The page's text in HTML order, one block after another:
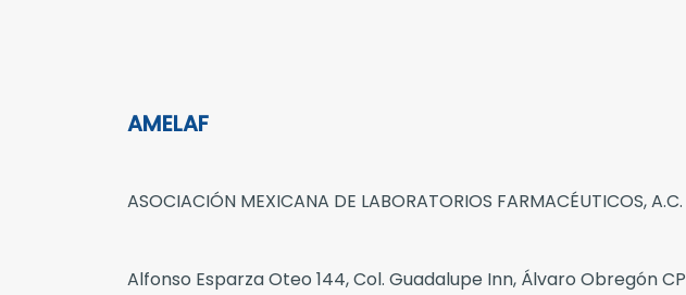
AMELAF
ASOCIACIÓN MEXICANA DE LABORATORIOS FARMACÉUTICOS, A.C.
Alfonso Esparza Oteo 144, Col. Guadalupe Inn, Álvaro Obregón CP